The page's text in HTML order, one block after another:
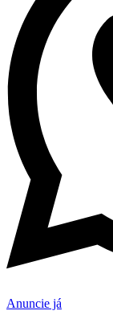
Anuncie já